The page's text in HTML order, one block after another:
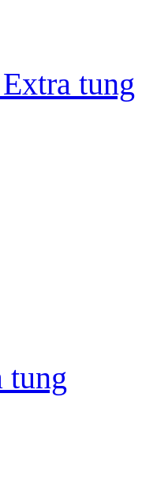
tung
tung